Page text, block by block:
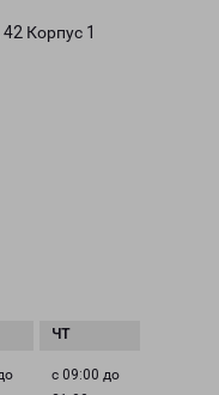
Корпус 1
с 09:00 до